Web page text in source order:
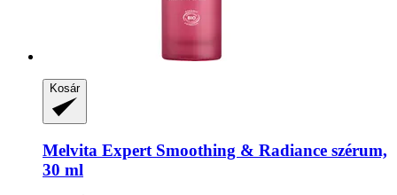
Kosár
Melvita Expert Smoothing & Radiance szérum,
30 ml